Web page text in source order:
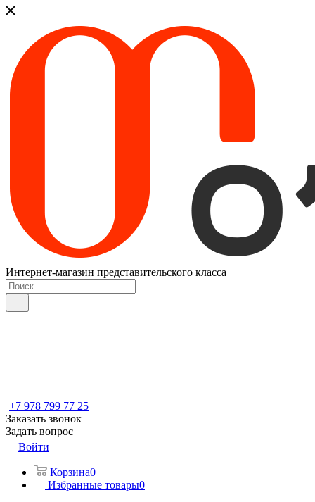
Интернет-магазин представительского класса
+7 978 799 77 25
Заказать звонок
Задать вопрос
Войти
Корзина0
Избранные товары0